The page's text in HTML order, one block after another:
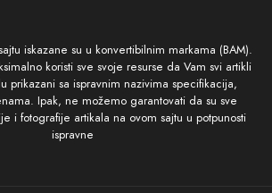
iskazane su u konvertibilnim markama (BAM).
koristi sve svoje resurse da Vam svi artikli
prikazani sa ispravnim nazivima specifikacija,
Ipak, ne možemo garantovati da su sve
i fotografije artikala na ovom sajtu u potpunosti
ispravne